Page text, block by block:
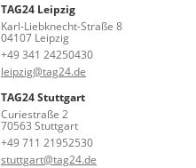
TAG24 Leipzig
Karl-Liebknecht-Straße 8
04107 Leipzig
+49 341 24250430
leipzig@tag24.de
TAG24 Stuttgart
Curiestraße 2
70563 Stuttgart
+49 711 21952530
stuttgart@tag24.de